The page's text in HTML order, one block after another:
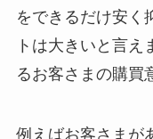
をできるだけ安く
トは大きいと言え
るお客さまの購買
例えばお客さまが